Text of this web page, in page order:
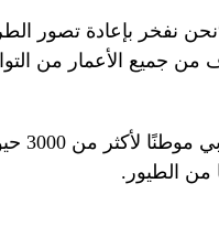
نفخر بإعادة تصور
من جميع الأعمار من